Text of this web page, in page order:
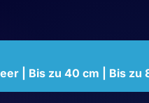
| Bis zu 40 cm | Bis zu